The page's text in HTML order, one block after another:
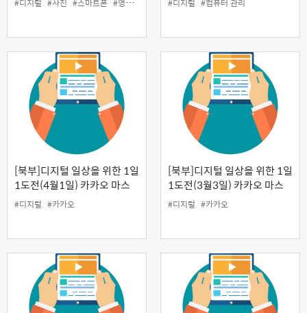
상 편집
#디지털 #사진 #스마트폰 #영상 편집 #디지털 #컴퓨터 관리
[북부]디지털 일상을 위한 1일
1도전(4월1일) 카카오 마스
터 과정
#디지털 #카카오
[북부]디지털 일상을 위한 1일
1도전(3월3일) 카카오 마스
터 과정
#디지털 #카카오